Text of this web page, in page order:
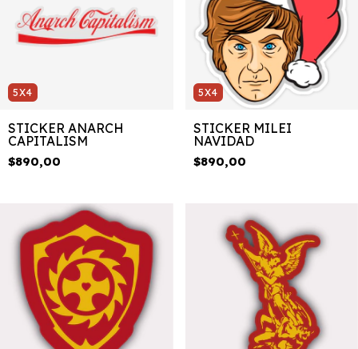
5X4
STICKER ANARCH
CAPITALISM
$890,00
5X4
STICKER MILEI
NAVIDAD
$890,00